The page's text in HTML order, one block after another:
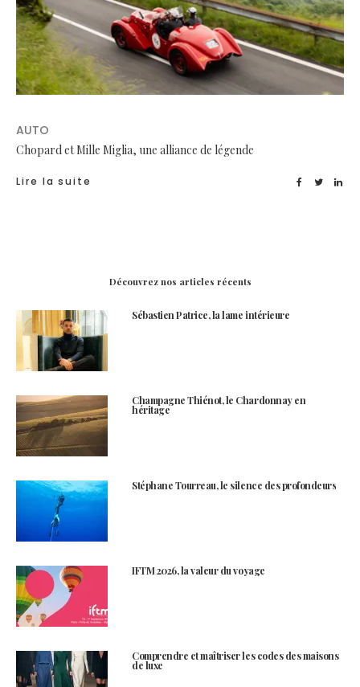
AUTO
Chopard et Mille Miglia, une alliance de légende
Lire la suite
Découvrez nos articles récents
Sébastien Patrice, la lame intérieure
Champagne Thiénot, le Chardonnay en
héritage
Stéphane Tourreau, le silence des profondeurs
IFTM 2026, la valeur du voyage
Comprendre et maîtriser les codes des maisons
de luxe